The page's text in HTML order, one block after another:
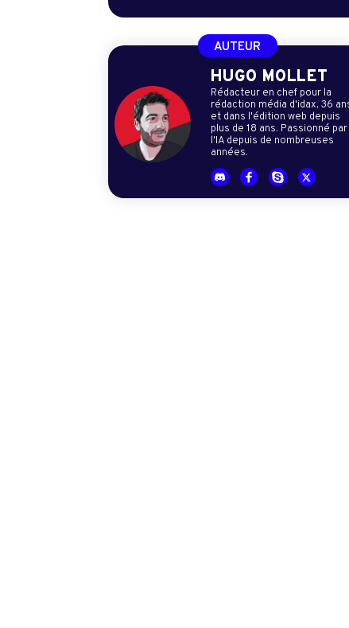
AUTEUR
HUGO MOLLET
Rédacteur en chef pour la
rédaction média d'idax, 36
et dans l'édition web depuis
plus de 18 ans. Passionné par
l'IA depuis de nombreuses
années.